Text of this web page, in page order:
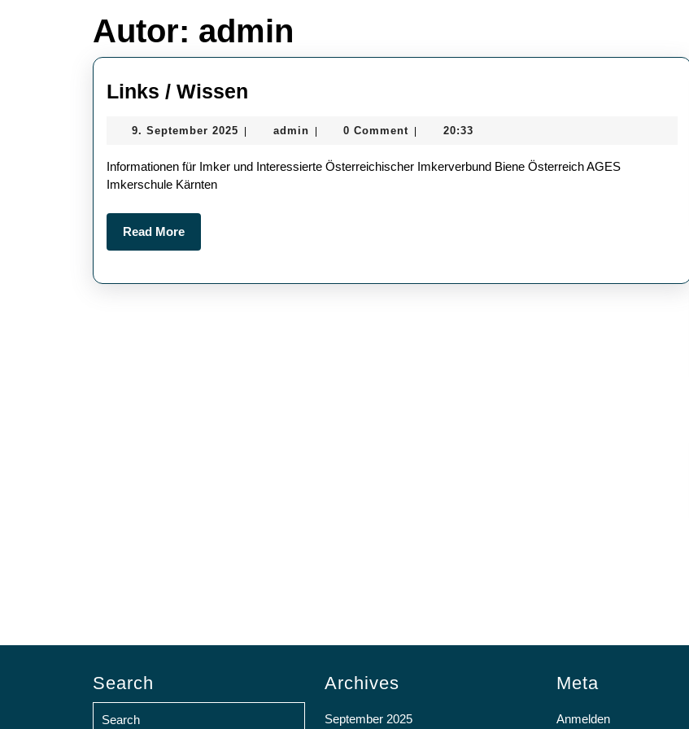
Autor: admin
Links / Wissen
Wissen
9. September 2025 9.
2025
adminadmin0 Comment 20:33
Informationen für Imker und Interessierte Österreichischer Imkerverbund Biene Österreich AGES
Imkerschule Kärnten
Read MoreRead
More
Search Archives
September 2025
Meta
Anmelden